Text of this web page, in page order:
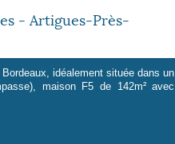
- Artigues-Près-
idéalement située dans un
maison F5 de 142m² avec